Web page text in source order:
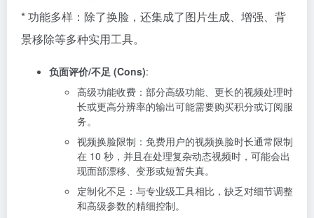
* 功能多样：除了换脸，还集成了图片生成、增强、背
景移除等多种实用工具。
负面评价/不足 (Cons):
高级功能收费：部分高级功能、更长的视频处理时
长或更高分辨率的输出可能需要购买积分或订阅服
务。
视频换脸限制：免费用户的视频换脸时长通常限制
在 10 秒，并且在处理复杂动态视频时，可能会出
现面部漂移、变形或短暂失真。
定制化不足：与专业级工具相比，缺乏对细节调整
和高级参数的精细控制。